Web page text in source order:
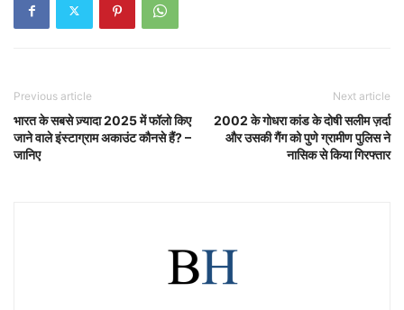
Previous article
भारत के सबसे ज़्यादा 2025 में फॉलो किए
जाने वाले इंस्टाग्राम अकाउंट कौनसे हैं? –
जानिए
Next article
2002 के गोधरा कांड के दोषी सलीम ज़र्दा
और उसकी गैंग को पुणे ग्रामीण पुलिस ने
नासिक से किया गिरफ्तार